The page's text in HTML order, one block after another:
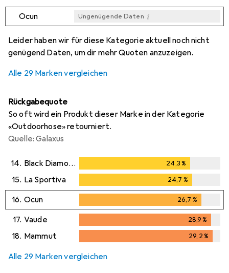
Ocun Ungenügende Daten i
Leider haben wir für diese Kategorie aktuell noch nicht
genügend Daten, um dir mehr Quoten anzuzeigen.
Alle 29 Marken vergleichen
Rückgabequote
So oft wird ein Produkt dieser Marke in der Kategorie
«Outdoorhose» retourniert.
Quelle: Galaxus
14. Black Diamond 24,3%
15. La Sportiva 24,7 %
24,7%
16. Ocun 26,7 %
26,7%
17. Vaude 28,9%
28,9%
18. Mammut 29,2%
Alle 29 Marken vergleichen